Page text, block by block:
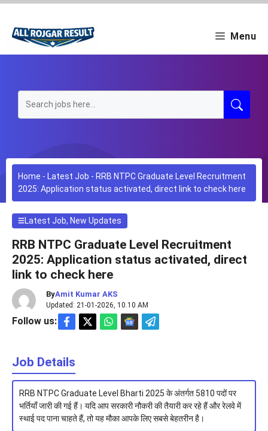
Skip
content
Menu
Home - Latest Job - RRB NTPC Graduate Level Recruitment
2025: Application status activated, direct link to check here
Latest Job,New Updates
RRB NTPC Graduate Level Recruitment
2025: Application status activated, direct
link to check here
ByAmit Kumar AKS
Updated: 21-01-2026, 10.10 AM
Follow us:
Job Details
RRB NTPC Graduate Level Bharti 2025 के अंतर्गत 5810 पदों पर
भर्तियाँ जारी की गई हैं। यदि आप सरकारी नौकरी की तैयारी कर रहे हैं और रेलवे में
स्थाई पद पाना चाहते हैं, तो यह मौका आपके लिए सबसे बेहतरीन है।